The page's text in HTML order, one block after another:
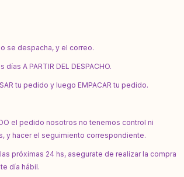
se despacha, y el correo.
A PARTIR DEL DESPACHO.
tu pedido y luego EMPACAR tu pedido.
el pedido nosotros no tenemos control ni
y hacer el seguimiento correspondiente.
próximas 24 hs, asegurate de realizar la compra
día hábil.